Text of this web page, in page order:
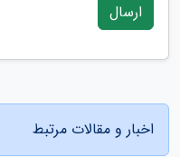
ارسال
اخبار و مقالات مرتبط